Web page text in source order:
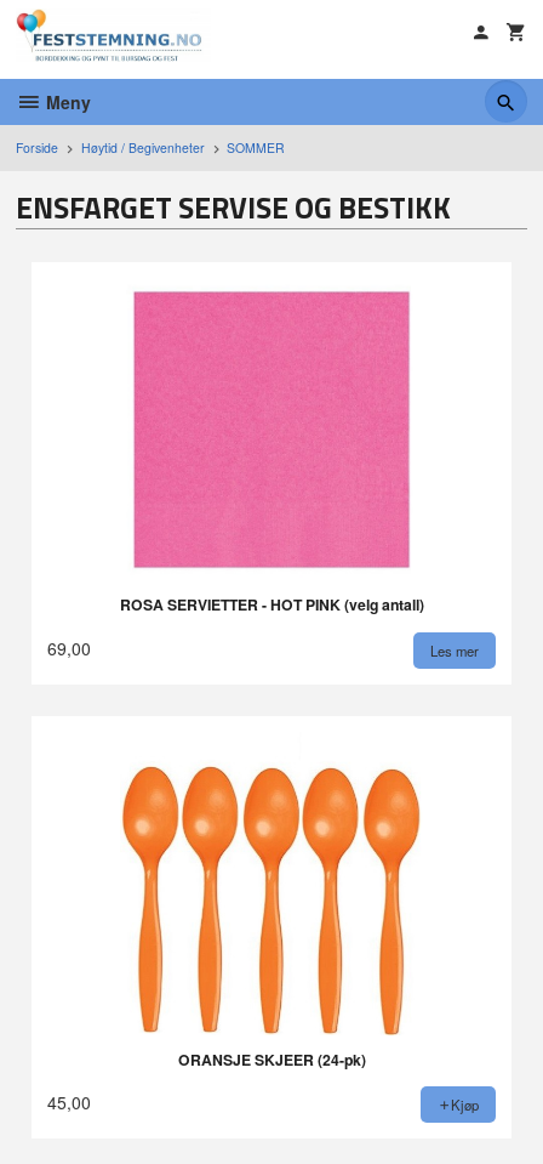
Gå
innholdet
Meny
Forside Høytid / Begivenheter SOMMER
ENSFARGET SERVISE OG BESTIKK
ROSA SERVIETTER - HOT PINK (velg antall)
69,00 Les mer
ORANSJE SKJEER (24-pk)
45,00 Kjøp